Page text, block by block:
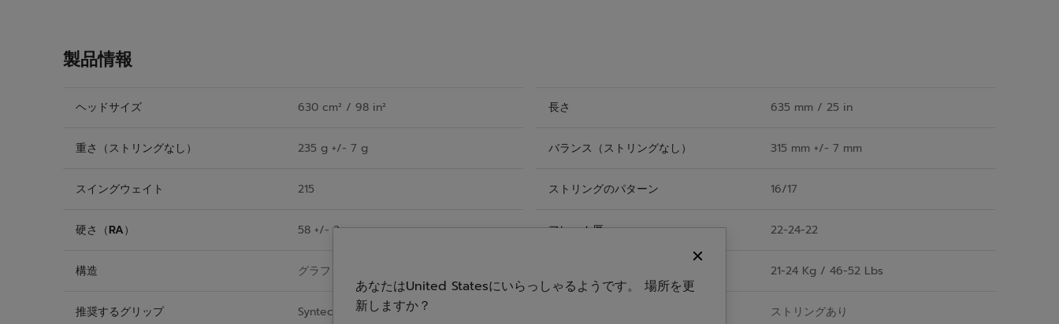
製品情報
ヘッドサイズ 630 cm² / 98 in² 長さ 635 mm / 25 in
重さ（ストリングなし） 235 g +/- 7 g バランス（ストリングなし） 315 mm +/- 7 mm
スイングウェイト 215 ストリングのパターン 16/17
硬さ（RA） 58 +/- 3 フレーム厚 22-24-22
構造 グラファイト 21-24 Kg / 46-52 Lbs
推奨するグリップ Syntec Pro ストリングあり
あなたはUnited Statesにいらっしゃるようです。 場所を更
新しますか？